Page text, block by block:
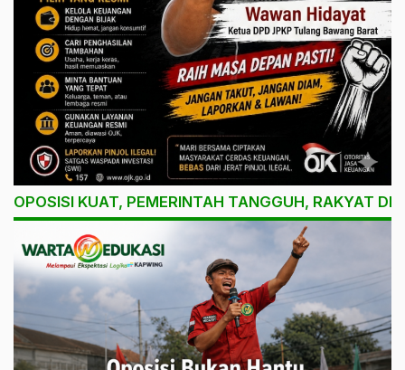
OPOSISI KUAT, PEMERINTAH TANGGUH, RAKYAT